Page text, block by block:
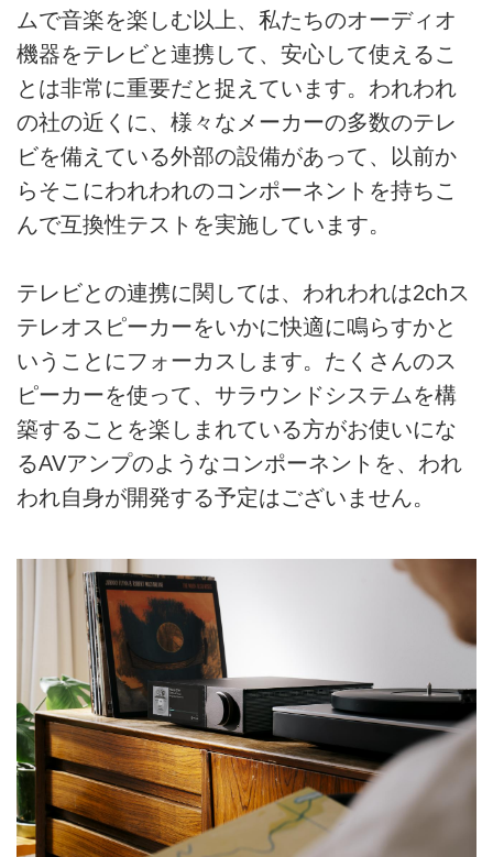
ムで音楽を楽しむ以上、私たちのオーディオ
機器をテレビと連携して、安心して使えるこ
とは非常に重要だと捉えています。われわれ
の社の近くに、様々なメーカーの多数のテレ
ビを備えている外部の設備があって、以前か
らそこにわれわれのコンポーネントを持ちこ
んで互換性テストを実施しています。
テレビとの連携に関しては、われわれは2chス
テレオスピーカーをいかに快適に鳴らすかと
いうことにフォーカスします。たくさんのス
ピーカーを使って、サラウンドシステムを構
築することを楽しまれている方がお使いにな
るAVアンプのようなコンポーネントを、われ
われ自身が開発する予定はございません。